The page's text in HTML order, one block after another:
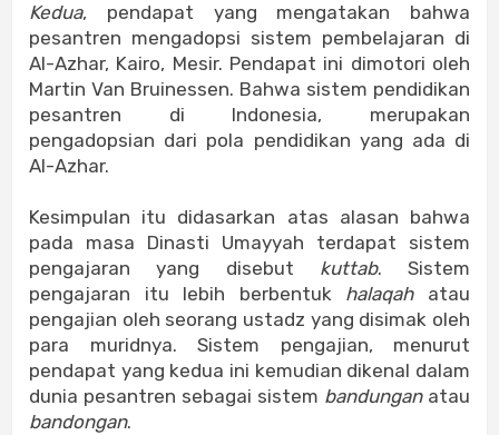
Kedua, pendapat yang mengatakan bahwa
pesantren mengadopsi sistem pembelajaran di
Al-Azhar, Kairo, Mesir. Pendapat ini dimotori oleh
Martin Van Bruinessen. Bahwa sistem pendidikan
pesantren di Indonesia, merupakan
pengadopsian dari pola pendidikan yang ada di
Al-Azhar.
Kesimpulan itu didasarkan atas alasan bahwa
pada masa Dinasti Umayyah terdapat sistem
pengajaran yang disebut kuttab. Sistem
pengajaran itu lebih berbentuk halaqahatau
pengajian oleh seorang ustadz yang disimak oleh
para muridnya. Sistem pengajian, menurut
pendapat yang kedua ini kemudian dikenal dalam
dunia pesantren sebagai sistem bandunganatau
bandongan.